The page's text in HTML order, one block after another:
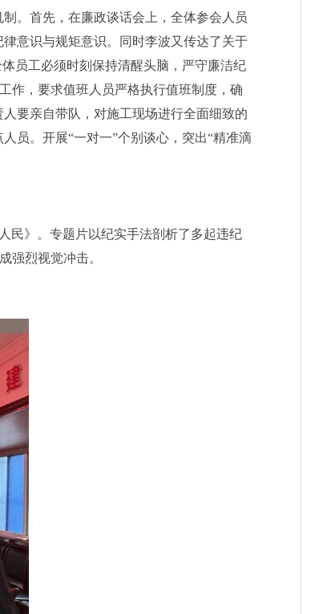
。 首先， 在廉政谈话会上，全体参会人员
意识与规矩意识。同时李波又 传达了关于
员工必须时刻保持清醒头脑，严守廉洁纪
作，要求值班人员严格执行值班制度，确
人要亲自带队，对施工现场进行全面细致的
员。开展“一对一”个别谈心 ， 突出“精准滴
民》。专题片以纪实手法剖析了多起违纪
强烈视觉冲击。